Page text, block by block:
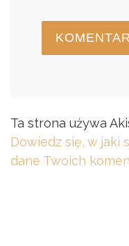
Ta strona używa
Dowiedz się, w jaki
dane Twoich